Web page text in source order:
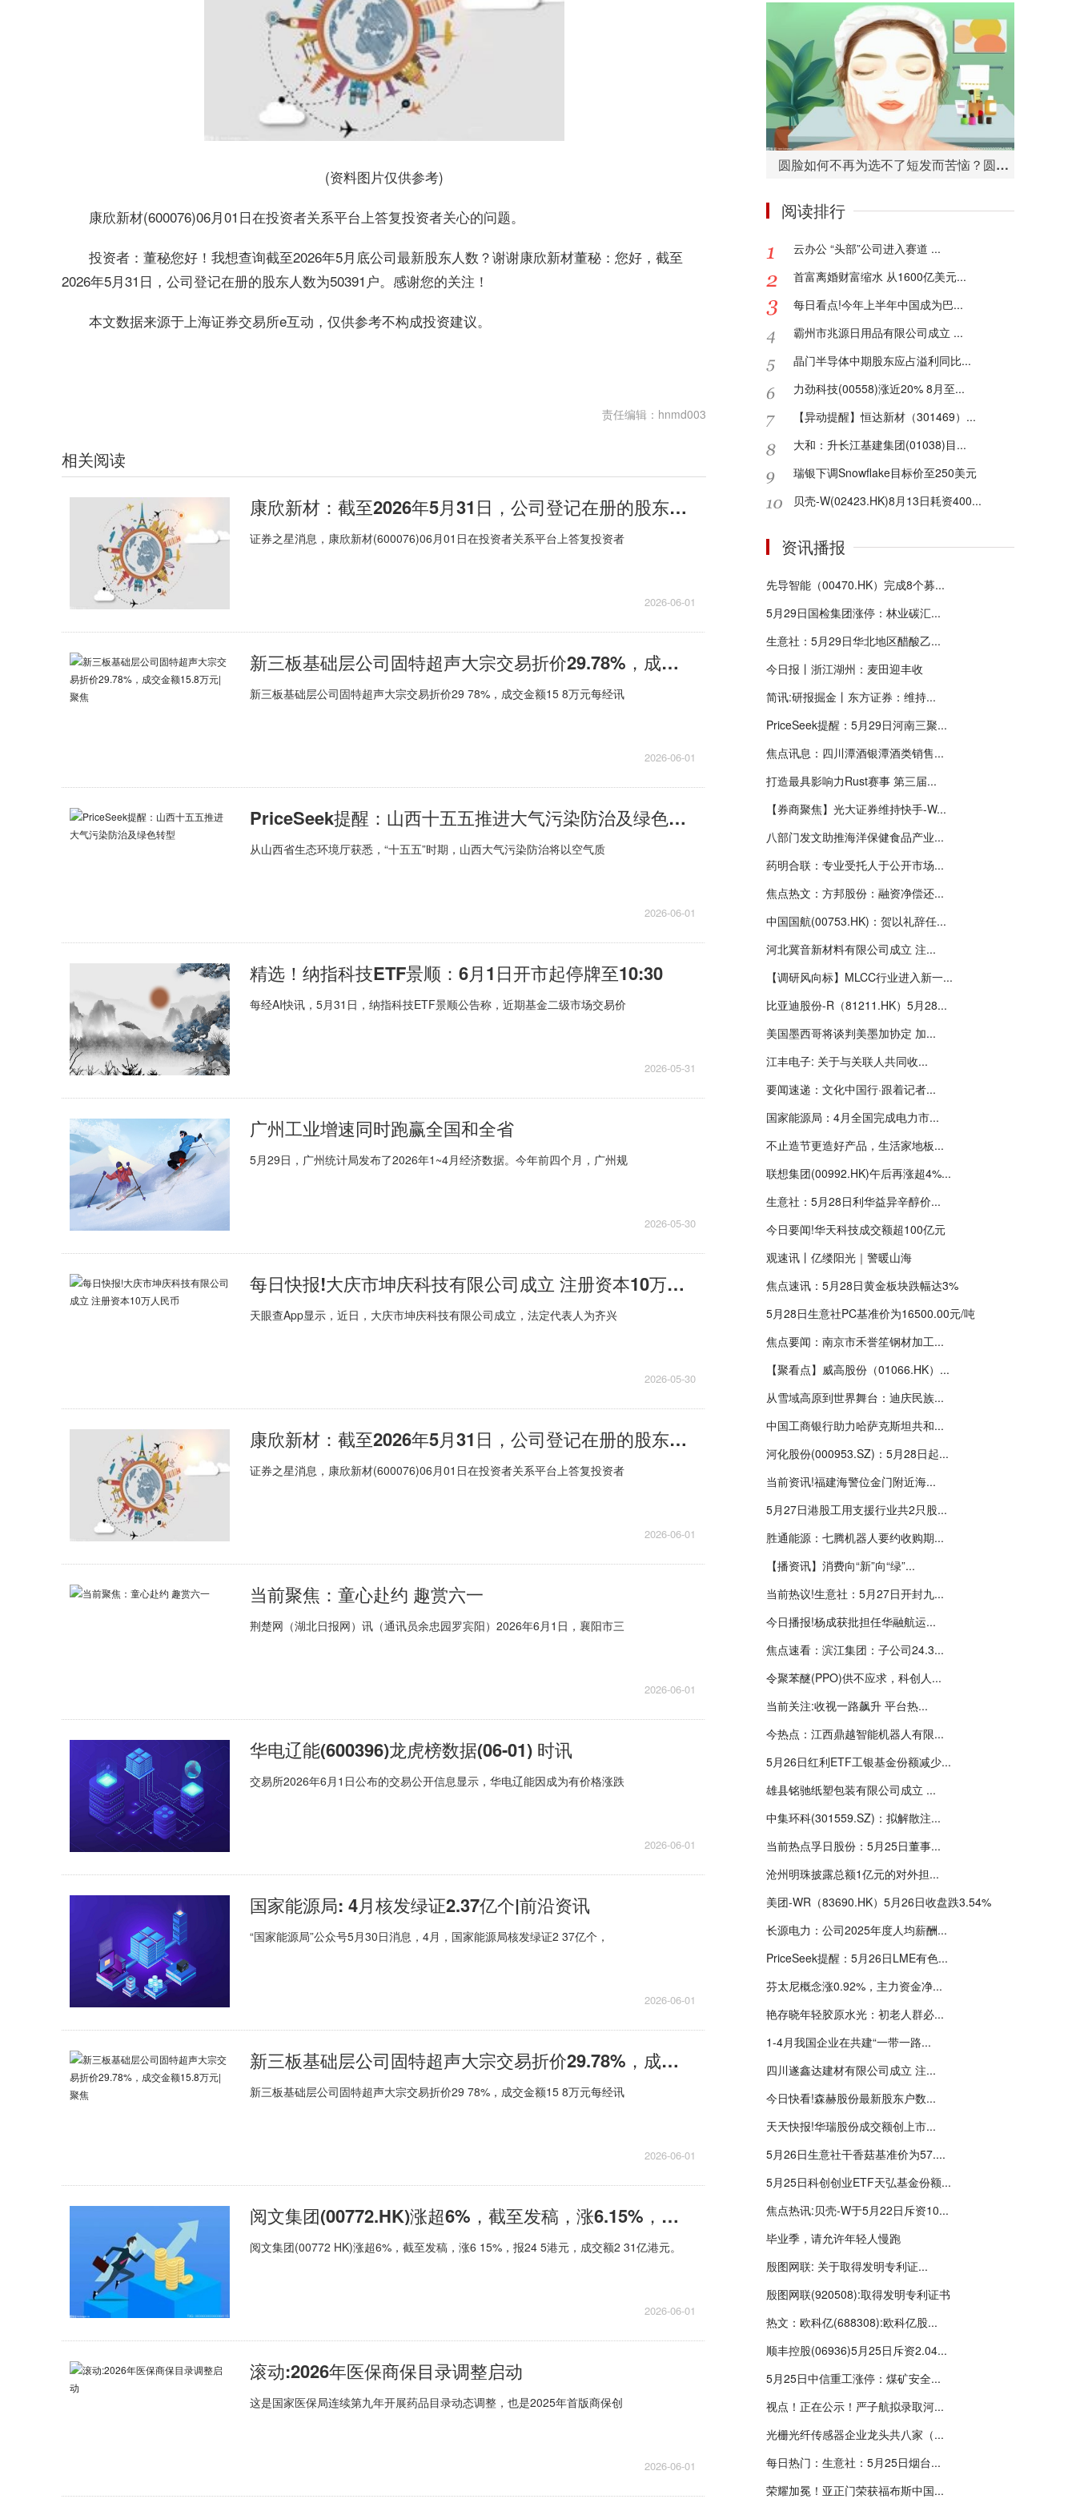
(资料图片仅供参考)
康欣新材(600076)06月01日在投资者关系平台上答复投资者关心的问题。
投资者：董秘您好！我想查询截至2026年5月底公司最新股东人数？谢谢康欣新材董秘：您好，截至
2026年5月31日，公司登记在册的股东人数为50391户。感谢您的关注！
本文数据来源于上海证券交易所e互动，仅供参考不构成投资建议。
责任编辑：hnmd003
相关阅读
康欣新材：截至2026年5月31日，公司登记在册的股东人数为50391户
证券之星消息，康欣新材(600076)06月01日在投资者关系平台上答复投资者
2026-06-01
新三板基础层公司固特超声大宗交易折价29.78%，成交金额15.8万元|聚焦
新三板基础层公司固特超声大宗交易折价29 78%，成交金额15 8万元每经讯
2026-06-01
PriceSeek提醒：山西十五五推进大气污染防治及绿色转型
从山西省生态环境厅获悉，“十五五”时期，山西大气污染防治将以空气质
2026-06-01
精选！纳指科技ETF景顺：6月1日开市起停牌至10:30
每经AI快讯，5月31日，纳指科技ETF景顺公告称，近期基金二级市场交易价
2026-05-31
广州工业增速同时跑赢全国和全省
5月29日，广州统计局发布了2026年1~4月经济数据。今年前四个月，广州规
2026-05-30
每日快报!大庆市坤庆科技有限公司成立 注册资本10万人民币
天眼查App显示，近日，大庆市坤庆科技有限公司成立，法定代表人为齐兴
2026-05-30
康欣新材：截至2026年5月31日，公司登记在册的股东人数为50391户
证券之星消息，康欣新材(600076)06月01日在投资者关系平台上答复投资者
2026-06-01
当前聚焦：童心赴约 趣赏六一
荆楚网（湖北日报网）讯（通讯员余忠园罗宾阳）2026年6月1日，襄阳市三
2026-06-01
华电辽能(600396)龙虎榜数据(06-01) 时讯
交易所2026年6月1日公布的交易公开信息显示，华电辽能因成为有价格涨跌
2026-06-01
国家能源局: 4月核发绿证2.37亿个|前沿资讯
“国家能源局”公众号5月30日消息，4月，国家能源局核发绿证2 37亿个，
2026-06-01
新三板基础层公司固特超声大宗交易折价29.78%，成交金额15.8万元|聚焦
新三板基础层公司固特超声大宗交易折价29 78%，成交金额15 8万元每经讯
2026-06-01
阅文集团(00772.HK)涨超6%，截至发稿，涨6.15%，报24.5港元，成交额2.31亿港元|动态焦点
阅文集团(00772 HK)涨超6%，截至发稿，涨6 15%，报24 5港元，成交额2 31亿港元。
2026-06-01
滚动:2026年医保商保目录调整启动
这是国家医保局连续第九年开展药品目录动态调整，也是2025年首版商保创
2026-06-01
圆脸如何不再为选不了短发而苦恼？圆脸适合的短发造型有哪些？
阅读排行
云办公 “头部”公司进入赛道 ...
首富离婚财富缩水 从1600亿美元...
每日看点!今年上半年中国成为巴...
霸州市兆源日用品有限公司成立 ...
晶门半导体中期股东应占溢利同比...
力劲科技(00558)涨近20% 8月至...
【异动提醒】恒达新材（301469）...
大和：升长江基建集团(01038)目...
瑞银下调Snowflake目标价至250美元
贝壳-W(02423.HK)8月13日耗资400...
资讯播报
先导智能（00470.HK）完成8个募...
5月29日国检集团涨停：林业碳汇...
生意社：5月29日华北地区醋酸乙...
今日报丨浙江湖州：麦田迎丰收
简讯:研报掘金丨东方证券：维持...
PriceSeek提醒：5月29日河南三聚...
焦点讯息：四川潭酒银潭酒类销售...
打造最具影响力Rust赛事 第三届...
【券商聚焦】光大证券维持快手-W...
八部门发文助推海洋保健食品产业...
药明合联：专业受托人于公开市场...
焦点热文：方邦股份：融资净偿还...
中国国航(00753.HK)：贺以礼辞任...
河北冀音新材料有限公司成立 注...
【调研风向标】MLCC行业进入新一...
比亚迪股份-R（81211.HK）5月28...
美国墨西哥将谈判美墨加协定 加...
江丰电子: 关于与关联人共同收...
要闻速递：文化中国行·跟着记者...
国家能源局：4月全国完成电力市...
不止造节更造好产品，生活家地板...
联想集团(00992.HK)午后再涨超4%...
生意社：5月28日利华益异辛醇价...
今日要闻!华天科技成交额超100亿元
观速讯丨亿缕阳光｜警暖山海
焦点速讯：5月28日黄金板块跌幅达3%
5月28日生意社PC基准价为16500.00元/吨
焦点要闻：南京市禾誉笙钢材加工...
【聚看点】威高股份（01066.HK）...
从雪域高原到世界舞台：迪庆民族...
中国工商银行助力哈萨克斯坦共和...
河化股份(000953.SZ)：5月28日起...
当前资讯!福建海警位金门附近海...
5月27日港股工用支援行业共2只股...
胜通能源：七腾机器人要约收购期...
【播资讯】消费向“新”向“绿”...
当前热议!生意社：5月27日开封九...
今日播报!杨成获批担任华融航运...
焦点速看：滨江集团：子公司24.3...
令聚苯醚(PPO)供不应求，科创人...
当前关注:收视一路飙升 平台热...
今热点：江西鼎越智能机器人有限...
5月26日红利ETF工银基金份额减少...
雄县铭驰纸塑包装有限公司成立 ...
中集环科(301559.SZ)：拟解散注...
当前热点孚日股份：5月25日董事...
沧州明珠披露总额1亿元的对外担...
美团-WR（83690.HK）5月26日收盘跌3.54%
长源电力：公司2025年度人均薪酬...
PriceSeek提醒：5月26日LME有色...
芬太尼概念涨0.92%，主力资金净...
艳存晓年轻胶原水光：初老人群必...
1-4月我国企业在共建“一带一路...
四川遂鑫达建材有限公司成立 注...
今日快看!森赫股份最新股东户数...
天天快报!华瑞股份成交额创上市...
5月26日生意社干香菇基准价为57....
5月25日科创创业ETF天弘基金份额...
焦点热讯:贝壳-W于5月22日斥资10...
毕业季，请允许年轻人慢跑
殷图网联: 关于取得发明专利证...
殷图网联(920508):取得发明专利证书
热文：欧科亿(688308):欧科亿股...
顺丰控股(06936)5月25日斥资2.04...
5月25日中信重工涨停：煤矿安全...
视点！正在公示！严子航拟录取河...
光栅光纤传感器企业龙头共八家（...
每日热门：生意社：5月25日烟台...
荣耀加冕！亚正门荣获福布斯中国...